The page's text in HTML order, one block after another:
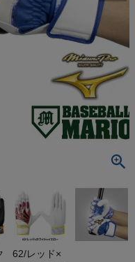
検索
62/レッド×